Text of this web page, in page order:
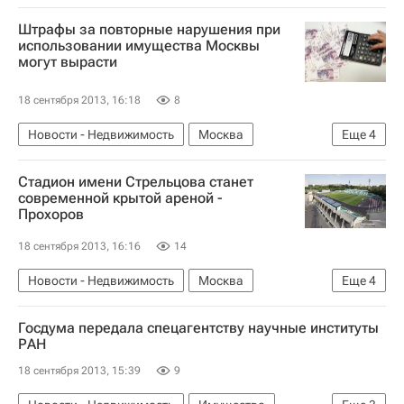
Штрафы за повторные нарушения при
использовании имущества Москвы
могут вырасти
18 сентября 2013, 16:18 8
Еще4
Новости - Недвижимость
Москва
Нарушения
Штрафы
Имущество
Россия
Стадион имени Стрельцова станет
современной крытой ареной -
Прохоров
18 сентября 2013, 16:16 14
Еще4
Новости - Недвижимость
Москва
Реконструкция
Стадионы
Инфраструктура
Россия
Госдума передала спецагентству научные институты
РАН
18 сентября 2013, 15:39 9